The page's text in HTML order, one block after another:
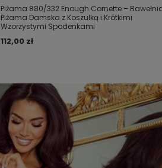
Piżama 880/332 Enough Cornette –
Piżama Damska z Koszulką i Krótkimi
Wzorzystymi Spodenkami
112,00 zł